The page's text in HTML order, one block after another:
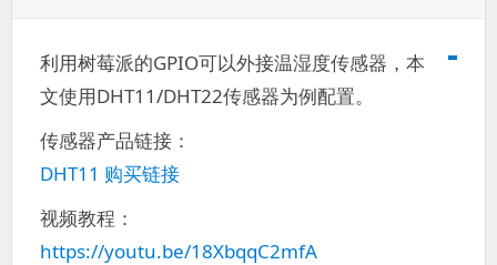
利用树莓派的GPIO可以外接温湿度传感器，本
文使用DHT11/DHT22传感器为例配置。
传感器产品链接：
DHT11 购买链接
视频教程：
https://youtu.be/18XbqqC2mfA